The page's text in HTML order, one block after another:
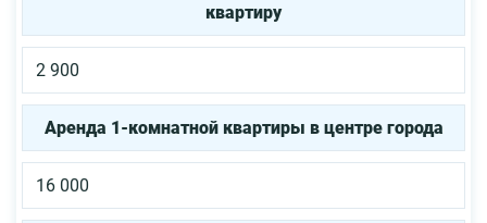
квартиру
2 900
Аренда 1-комнатной квартиры в центре города
16 000